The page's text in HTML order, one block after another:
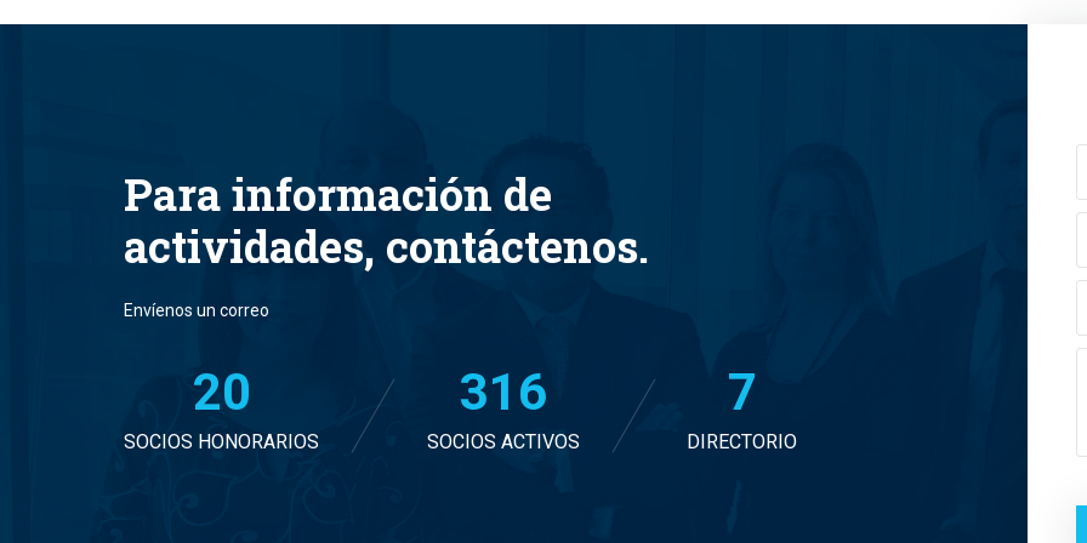
Para información de
actividades, contáctenos.
Envíenos un correo
20
SOCIOS HONORARIOS
327
SOCIOS ACTIVOS
7
DIRECTORIO